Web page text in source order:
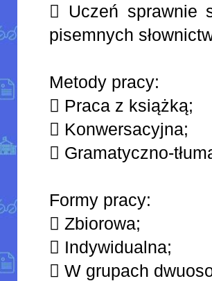
 Uczeń sprawnie
pisemnych
Metody pracy:
 Praca z książką;
 Konwersacyjna;
 Gramatyczno-
Formy pracy:
 Zbiorowa;
 Indywidualna;
 W grupach